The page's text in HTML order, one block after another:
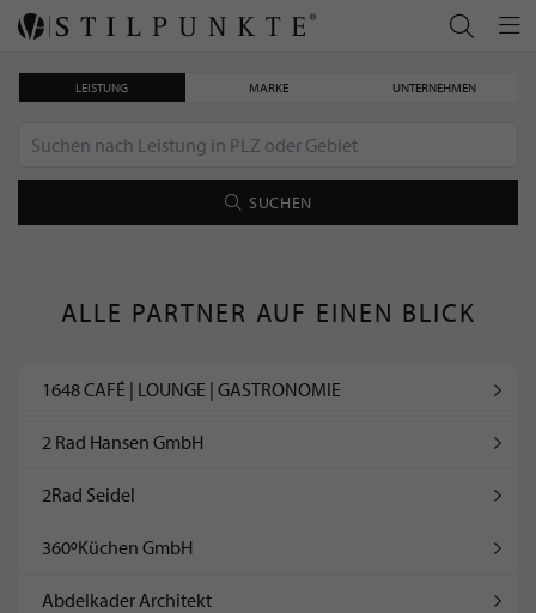
LEISTUNG MARKE UNTERNEHMEN
SUCHEN
ALLE PARTNER AUF EINEN BLICK
1648 CAFÉ | LOUNGE | GASTRONOMIE
2 Rad Hansen GmbH
2Rad Seidel
360ºKüchen GmbH
Abdelkader Architekt